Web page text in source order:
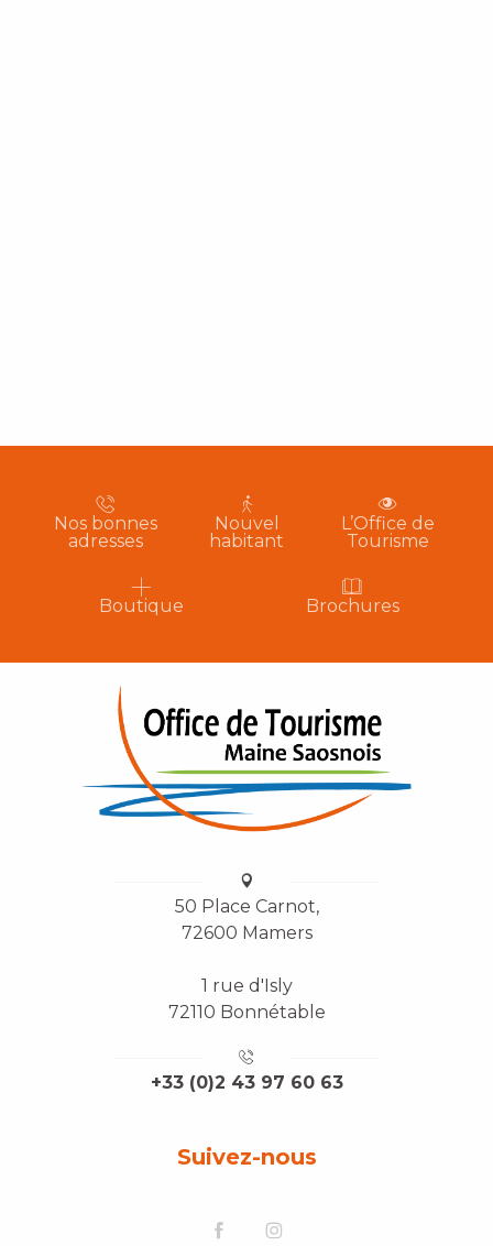
Nos bonnes
adresses
Nouvel
habitant
L’Office de
Tourisme
Boutique Brochures
50 Place Carnot,
72600 Mamers
1 rue d'Isly
72110 Bonnétable
+33 (0)2 43 97 60 63
Suivez-nous